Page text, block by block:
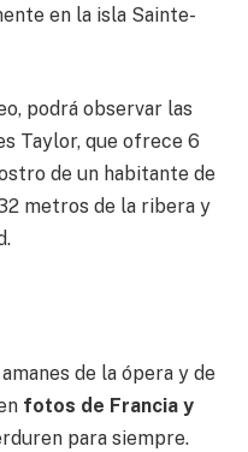
en la isla Sainte-
podrá observar las
Taylor, que ofrece 6
de un habitante de
metros de la ribera y
de la ópera y de
fotos de Francia y
para siempre.